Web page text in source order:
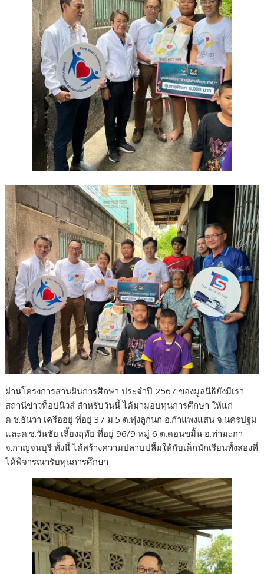
ผ่านโครงการสานฝันการศึกษา ประจำปี 2567 ของมูลนิธิยังมีเรา
สถานีข่าวท็อปนิวส์ สำหรับวันนี้ ได้มามอบทุนการศึกษา ให้แก่
ด.ช.ธันวา เครืออยู่ ที่อยู่ 37 ม.5 ต.ทุ่งลูกนก อ.กำแพงแสน จ.นครปฐม
และด.ช.วันชัย เลี้ยงฤทัย ที่อยู่ 96/9 หมู่ 6 ต.ดอนขมิ้น อ.ท่ามะกา
จ.กาญจนบุรี ทั้งนี้ ได้สร้างความปลาบปลื้มให้กับเด็กนักเรียนทั้งสองที่
ได้พิจารณารับทุนการศึกษา